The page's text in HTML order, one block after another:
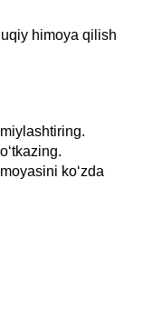
himoya qilish
ko‘zda